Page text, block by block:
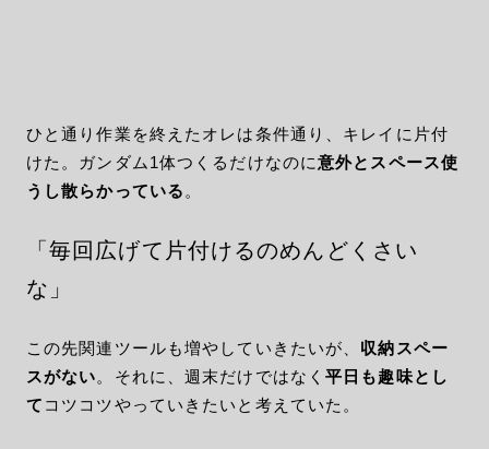
ひと通り作業を終えたオレは条件通り、キレイに片付
けた。ガンダム1体つくるだけなのに意外とスペース使
うし散らかっている 。
「毎回広げて片付けるのめんどくさい
な」
この先関連ツールも増やしていきたいが、 収納スペー
スがない。それに、週末だけではなく平日も趣味とし
て コツコツやっていきたいと考えていた。